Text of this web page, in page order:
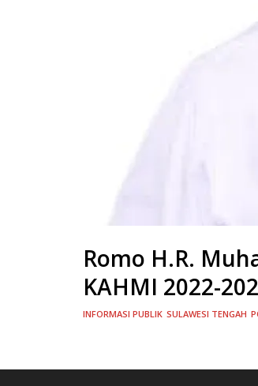
Romo H.R.
KAHMI 2022-
INFORMASI PUBLIK SULAWESI TENGAH